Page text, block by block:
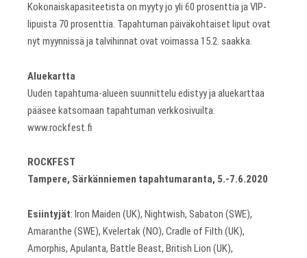
Kokonaiskapasiteetista on myyty jo yli 60 prosenttia ja VIP-
lipuista 70 prosenttia. Tapahtuman päiväkohtaiset liput ovat
nyt myynnissä ja talvihinnat ovat voimassa 15.2. saakka.
Aluekartta
Uuden tapahtuma-alueen suunnittelu edistyy ja aluekarttaa
pääsee katsomaan tapahtuman verkkosivuilta:
www.rockfest.fi
ROCKFEST
Tampere, Särkänniemen tapahtumaranta, 5.-7.6.2020
Esiintyjät: Iron Maiden (UK), Nightwish, Sabaton (SWE),
Amaranthe (SWE), Kvelertak (NO), Cradle of Filth (UK),
Amorphis, Apulanta, Battle Beast, British Lion (UK),